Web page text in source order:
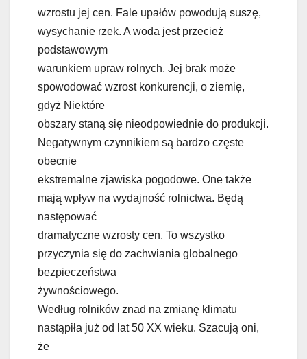
wzrostu jej cen. Fale upałów powodują suszę,
wysychanie rzek. A woda jest przecież
podstawowym
warunkiem upraw rolnych. Jej brak może
spowodować wzrost konkurencji, o ziemię,
gdyż Niektóre
obszary staną się nieodpowiednie do produkcji.
Negatywnym czynnikiem są bardzo częste
obecnie
ekstremalne zjawiska pogodowe. One także
mają wpływ na wydajność rolnictwa. Będą
następować
dramatyczne wzrosty cen. To wszystko
przyczynia się do zachwiania globalnego
bezpieczeństwa
żywnościowego.
Według rolników znad na zmianę klimatu
nastąpiła już od lat 50 XX wieku. Szacują oni,
że